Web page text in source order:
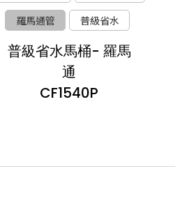
羅馬通管
普級省水
普級省水馬桶- 羅馬
通
CF1540P